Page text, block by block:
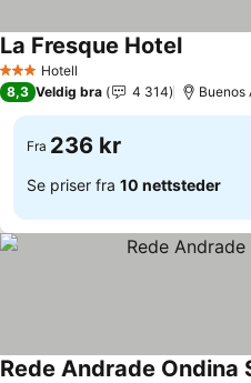
3 StjernerHotell
La Fresque HotelSe priser
8,3 Veldig bra 4 314 Buenos
Fra 236 kr
Se priser fra 10 nettsteder
Rede Andrade Ondina